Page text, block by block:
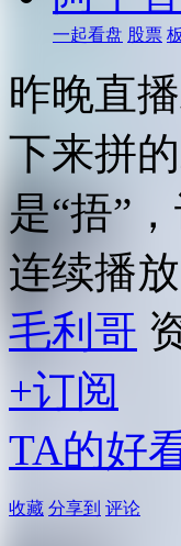
一起看盘 股票
昨晚直
下来拼
是“捂”
连续播放
毛利哥
+订阅
TA的好
收藏 分享到 评论